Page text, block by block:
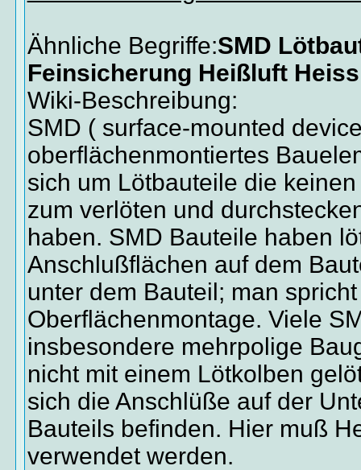
Ähnliche Begriffe:SMD
Feinsicherung Heißluft
Wiki-Beschreibung:
SMD ( surface-mounted
oberflächenmontiertes
sich um Lötbauteile die
zum verlöten und
haben. SMD Bauteile haben
Anschlußflächen auf dem
unter dem Bauteil; man
Oberflächenmontage. Viele
insbesondere mehrpolige
nicht mit einem Lötkolben
sich die Anschlüße auf der
Bauteils befinden. Hier muß
verwendet werden.